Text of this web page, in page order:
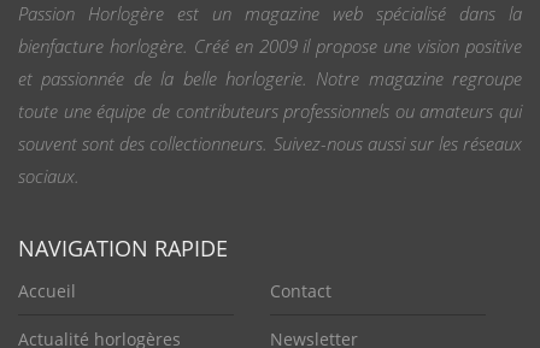
Passion Horlogère est un magazine web spécialisé dans la
bienfacture horlogère. Créé en 2009 il propose une vision positive
et passionnée de la belle horlogerie. Notre magazine regroupe
toute une équipe de contributeurs professionnels ou amateurs qui
souvent sont des collectionneurs. Suivez-nous aussi sur les réseaux
sociaux.
NAVIGATION RAPIDE
Accueil
Actualité horlogères
Contact
Newsletter